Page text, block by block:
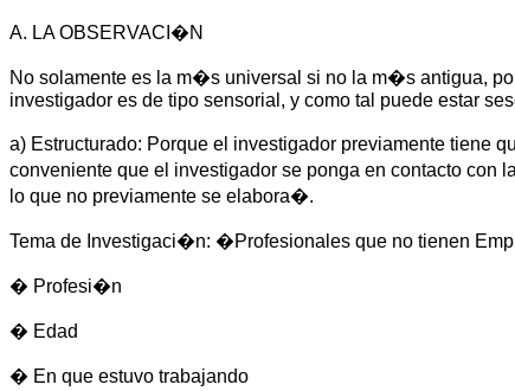
A. LA OBSERVACI�N
No solamente es la m�s universal si no la m�s antigua,
investigador es de tipo sensorial, y como tal puede estar
a) Estructurado: Porque el investigador previamente tiene
conveniente que el investigador se ponga en contacto con
lo que no previamente se elabora�.
Tema de Investigaci�n: �Profesionales que no tienen
� Profesi�n
� Edad
� En que estuvo trabajando